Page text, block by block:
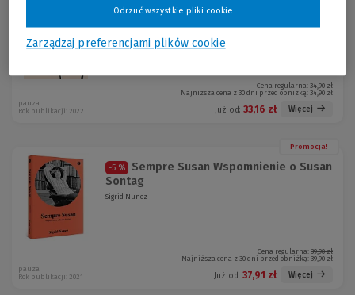
Cena regularna: 34,90 zł
Najniższa cena z 30 dni przed obniżką: 34,90 zł
Już od: 33,16 zł Więcej
pauza
Rok publikacji: 2022
Promocja!
-5 %
Sempre Susan Wspomnienie o Susan
Sontag
Sigrid Nunez
Cena regularna: 39,90 zł
Najniższa cena z 30 dni przed obniżką: 39,90 zł
Już od: 37,91 zł Więcej
pauza
Rok publikacji: 2021
Zarządzaj preferencjami plików cookie
Odrzuć wszystkie pliki cookie